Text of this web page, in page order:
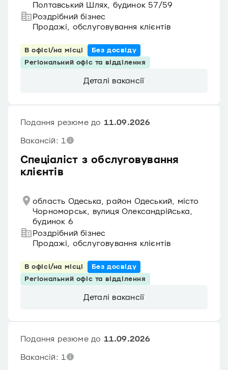
Полтавський Шлях, будинок 57/59
Роздрібний бізнес
Продажі, обслуговування клієнтів
В офісі/на місці
Без досвіду
Регіональний офіс та відділення
Деталі вакансії
Спеціаліст з обслуговування
клієнтів
Подання резюме до 11.09.2026
Вакансій: 1
область Одеська, район Одеський, місто
Чорноморськ, вулиця Олександрійська,
будинок 6
Роздрібний бізнес
Продажі, обслуговування клієнтів
В офісі/на місці
Без досвіду
Регіональний офіс та відділення
Деталі вакансії
Подання резюме до 11.09.2026
Вакансій: 1